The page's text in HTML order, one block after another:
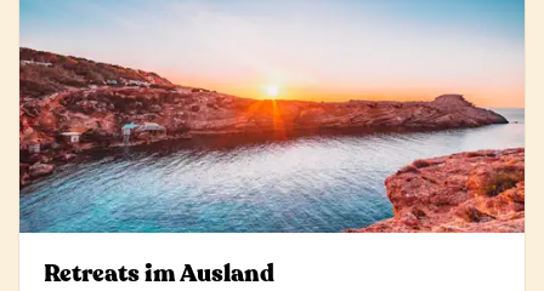
Retreats im Ausland